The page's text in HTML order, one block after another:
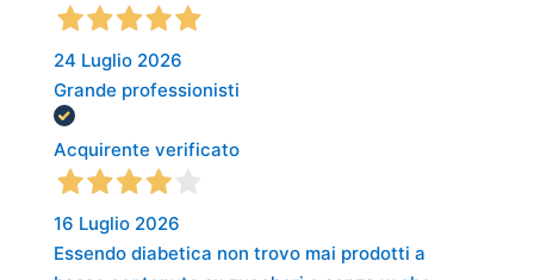
24 Luglio 2026
Grande professionisti
Acquirente verificato
16 Luglio 2026
Essendo diabetica non trovo mai prodotti a